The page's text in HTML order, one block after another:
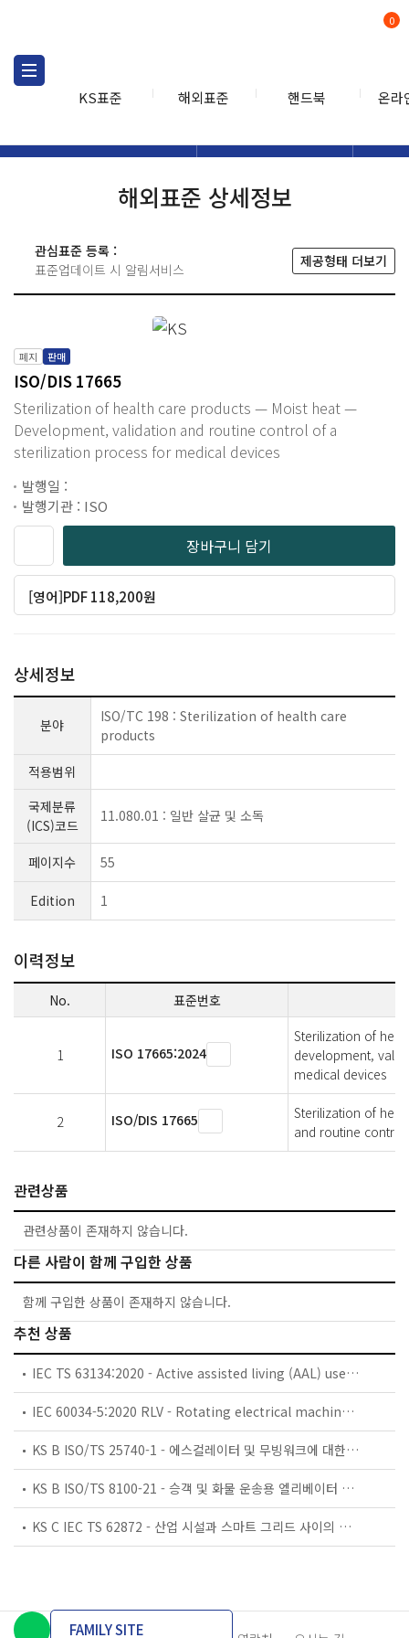
KS표준 해외표준 핸드북 온라
0
해외표준 상세정보
관심표준 등록 :
표준업데이트 시 알림서비스
제공형태 더보기
폐지 판매
ISO/DIS 17665
Sterilization of health care products — Moist heat —
Development, validation and routine control of a
sterilization process for medical devices
발행일 :
발행기관 : ISO
장바구니 담기
[영어]PDF 118,200원
상세정보
분야
ISO/TC 198 : Sterilization of health care
products
적용범위
국제분류
(ICS)코드
11.080.01 : 일반 살균 및 소독
페이지수 55
Edition 1
이력정보
No. 표준번호
1 ISO 17665:2024
Sterilization of
development,
medical devices
2 ISO/DIS 17665
Sterilization of
and routine
관련상품
관련상품이 존재하지 않습니다.
다른 사람이 함께 구입한 상품
함께 구입한 상품이 존재하지 않습니다.
추천 상품
IEC TS 63134:2020 - Active assisted living (AAL) use cases
IEC 60034-5:2020 RLV - Rotating electrical machines - Part 5: Degrees of protection provided by the integral design of rotating electrical machines (IP code) - Classification
KS B ISO/TS 25740-1 - 에스컬레이터 및 무빙워크에 대한 안전요건 — 제1부: 세계공통 필수 안전요건(GESRs)
KS B ISO/TS 8100-21 - 승객 및 화물 운송용 엘리베이터 —제21부: 세계공통 필수안전요건(GESRs)을 충족하는 세계공통 안전 파라미터(GSPs)
KS C IEC TS 62872 - 산업 시설과 스마트 그리드 사이의 산업 공정 측정, 제어 및 자동화 시스템 인터페이스
FAMILY SITE